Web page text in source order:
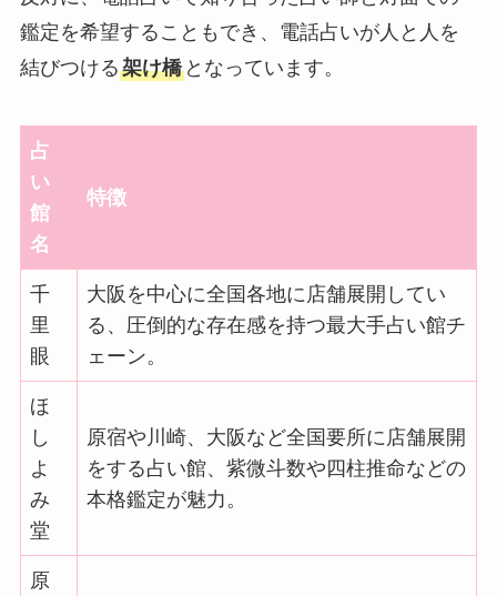
鑑定を希望することもでき、電話占いが人と人を
結びつける架け橋となっています。
占
い
館
名
特徴
千
里
眼
大阪を中心に全国各地に店舗展開してい
る、圧倒的な存在感を持つ最大手占い館チ
ェーン。
ほ
し
よ
み
堂
原宿や川崎、大阪など全国要所に店舗展開
をする占い館、紫微斗数や四柱推命などの
本格鑑定が魅力。
原